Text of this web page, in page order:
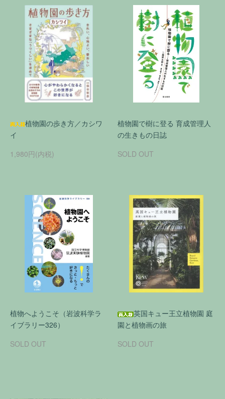
植物園の歩き方／カシワ
イ
1,980円(内税)
植物園で樹に登る 育成管理人
の生きもの日誌
SOLD OUT
植物へようこそ（岩波科学ラ
イブラリー326）
SOLD OUT
英国キュー王立植物園 庭
園と植物画の旅
SOLD OUT